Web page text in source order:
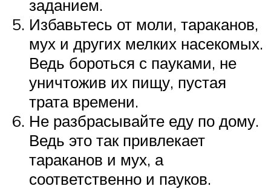
заданием.
Избавьтесь от моли, тараканов,
мух и других мелких насекомых.
Ведь бороться с пауками, не
уничтожив их пищу, пустая
трата времени.
Не разбрасывайте еду по дому.
Ведь это так привлекает
тараканов и мух, а
соответственно и пауков.